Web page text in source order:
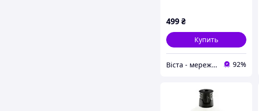
499₴
Купить
Віста - мережа будівельно-господарчих маркетів 92%